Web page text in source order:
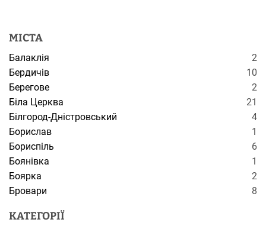
МІСТА
Балаклія
2
Бердичів
10
Берегове
2
Біла Церква
21
Білгород-Дністровський
4
Борислав
1
Бориспіль
6
Боянівка
1
Боярка
2
Бровари
8
КАТЕГОРІЇ